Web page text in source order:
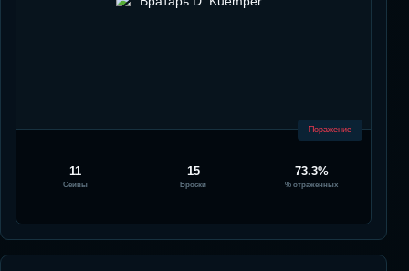
Поражение
11
Сейвы
15
Броски
73.3%
% отражённых